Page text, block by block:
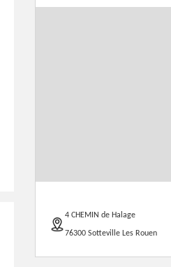
4 CHEMIN de Halage
76300 Sotteville Les Rouen